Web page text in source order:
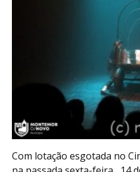
Com lotação esgotada no